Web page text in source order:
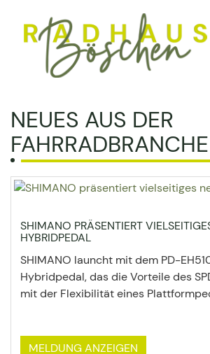
NEUES AUS DER
FAHRRADBRANCHE
SHIMANO PRÄSENTIERT
HYBRIDPEDAL
SHIMANO launcht mit dem PD-
Hybridpedal, das die Vorteile des
mit der Flexibilität eines
MELDUNG ANZEIGEN